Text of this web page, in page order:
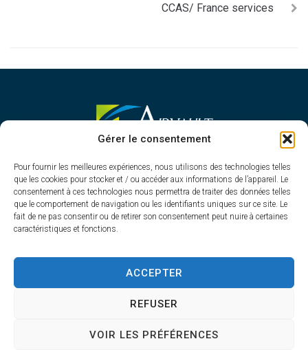
Gérer le consentement
Pour fournir les meilleures expériences, nous utilisons des technologies telles
que les cookies pour stocker et / ou accéder aux informations de l’appareil. Le
consentement à ces technologies nous permettra de traiter des données telles
que le comportement de navigation ou les identifiants uniques sur ce site. Le
fait de ne pas consentir ou de retirer son consentement peut nuire à certaines
caractéristiques et fonctions.
ACCEPTER
REFUSER
VOIR LES PRÉFÉRENCES
CCAS/ France services
MAIRIE D'AIRVAULT
1 Rue Constant Balquet,
79600 Airvault
05 49 64 70 13
Contacter la mairie
Du lundi au vendredi
de 8h30 à 12h30 et de 13h45 à 17h30
AccessibilitéPlan du siteConfidentialité